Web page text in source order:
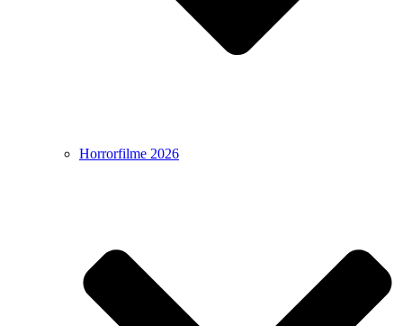
Horrorfilme 2026